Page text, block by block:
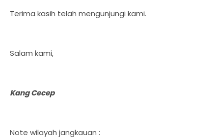
Terima kasih telah mengunjungi kami.
Salam kami,
Kang Cecep
Note wilayah jangkauan :